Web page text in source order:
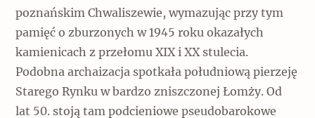
poznańskim Chwaliszewie, wymazując przy tym
pamięć o zburzonych w 1945 roku okazałych
kamienicach z przełomu XIX i XX stulecia.
Podobna archaizacja spotkała południową pierzeję
Starego Rynku w bardzo zniszczonej Łomży. Od
lat 50. stoją tam podcieniowe pseudobarokowe